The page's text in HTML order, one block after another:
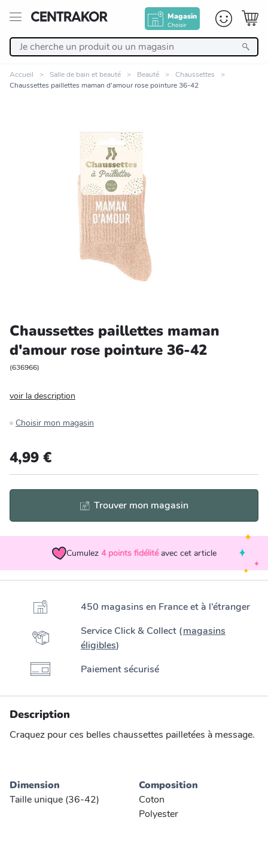
Magasin
Choisir
Décoration
Linge de maison
Cuisine et art de la table
Salle de bain et beauté
Animalerie
Accueil Salle de bain et beauté Beauté
Chaussettes
Chaussettes paillettes maman d'amour rose pointure 36-42
Chaussettes paillettes maman
d'amour rose pointure 36-42
(636966)
voir la description
Choisir mon magasin
4,99 €
Trouver mon magasin
Cumulez 4 points fidélité avec cet article
450 magasins en France et à l’étranger
Service Click & Collect (magasins
éligibles)
Paiement sécurisé
Description
Craquez pour ces belles chaussettes pailletées à message.
Dimension
Taille unique (36-42)
Composition
Coton
Polyester